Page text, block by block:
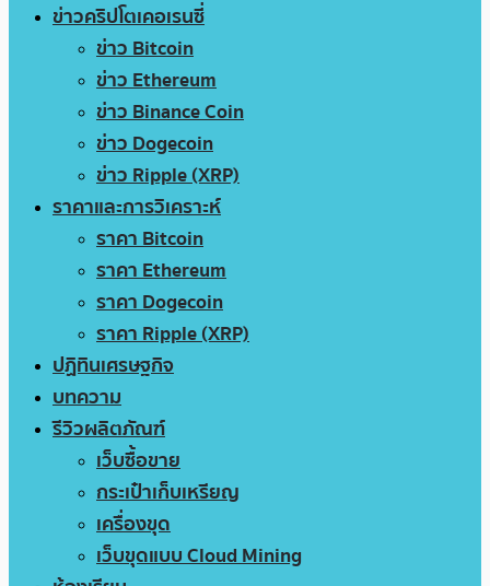
ข่าวคริปโตเคอเรนซี่
ข่าว Bitcoin
ข่าว Ethereum
ข่าว Binance Coin
ข่าว Dogecoin
ข่าว Ripple (XRP)
ราคาและการวิเคราะห์
ราคา Bitcoin
ราคา Ethereum
ราคา Dogecoin
ราคา Ripple (XRP)
ปฏิทินเศรษฐกิจ
บทความ
รีวิวผลิตภัณฑ์
เว็บซื้อขาย
กระเป๋าเก็บเหรียญ
เครื่องขุด
เว็บขุดแบบ Cloud Mining